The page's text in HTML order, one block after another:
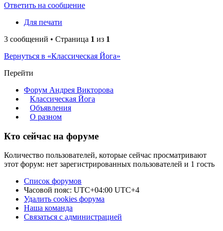
Ответить на сообщение
Для печати
3 сообщений • Страница 1 из 1
Вернуться в «Классическая Йога»
Перейти
Форум Андрея Викторова
Классическая Йога
Объявления
О разном
Кто сейчас на форуме
Количество пользователей, которые сейчас просматривают
этот форум: нет зарегистрированных пользователей и 1 гость
Список форумов
Часовой пояс: UTC+04:00 UTC+4
Удалить cookies форума
Наша команда
Связаться с администрацией